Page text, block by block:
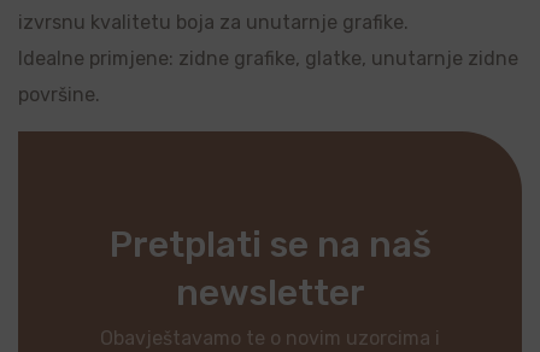
izvrsnu kvalitetu boja za unutarnje grafike.
Idealne primjene: zidne grafike, glatke, unutarnje zidne
površine.
Pretplati se na naš
newsletter
Obavještavamo te o novim uzorcima i